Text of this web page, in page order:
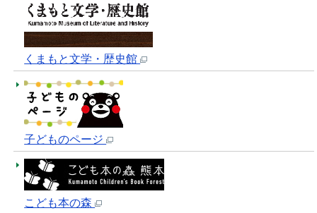
くまもと文学・歴史館
子どものページ
こども本の森